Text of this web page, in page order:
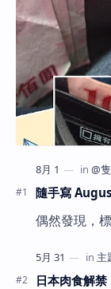
隨手寫
偶然發現，
日本肉食解